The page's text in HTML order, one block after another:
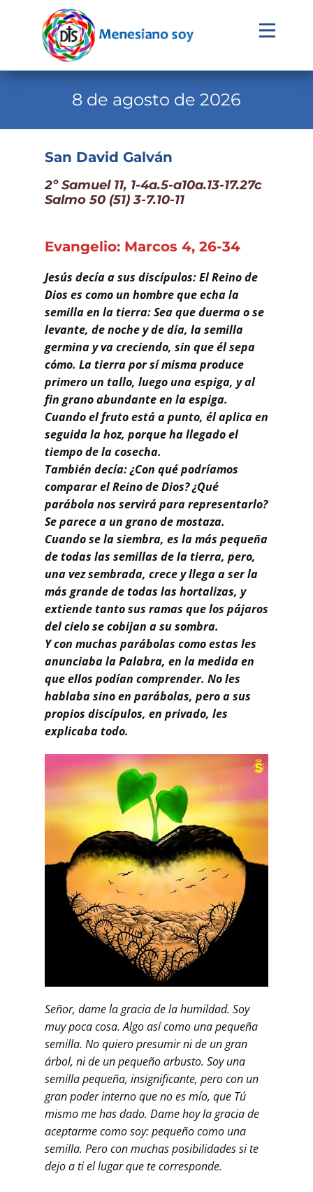
Evangelio
Familia Menesiana
Contacto
Buscar
8 de agosto de 2026
San David Galván
2º Samuel 11, 1-4a.5-a10a.13-17.27c
Salmo 50 (51) 3-7.10-11
Evangelio: Marcos 4, 26-34
Jesús decía a sus discípulos: El Reino de
Dios es como un hombre que echa la
semilla en la tierra: Sea que duerma o se
levante, de noche y de día, la semilla
germina y va creciendo, sin que él sepa
cómo. La tierra por sí misma produce
primero un tallo, luego una espiga, y al
fin grano abundante en la espiga.
Cuando el fruto está a punto, él aplica en
seguida la hoz, porque ha llegado el
tiempo de la cosecha.
También decía: ¿Con qué podríamos
comparar el Reino de Dios? ¿Qué
parábola nos servirá para representarlo?
Se parece a un grano de mostaza.
Cuando se la siembra, es la más pequeña
de todas las semillas de la tierra, pero,
una vez sembrada, crece y llega a ser la
más grande de todas las hortalizas, y
extiende tanto sus ramas que los pájaros
del cielo se cobijan a su sombra.
Y con muchas parábolas como estas les
anunciaba la Palabra, en la medida en
que ellos podían comprender. No les
hablaba sino en parábolas, pero a sus
propios discípulos, en privado, les
explicaba todo.
Señor, dame la gracia de la humildad. Soy
muy poca cosa. Algo así como una pequeña
semilla. No quiero presumir ni de un gran
árbol, ni de un pequeño arbusto. Soy una
semilla pequeña, insignificante, pero con un
gran poder interno que no es mío, que Tú
mismo me has dado. Dame hoy la gracia de
aceptarme como soy: pequeño como una
semilla. Pero con muchas posibilidades si te
dejo a ti el lugar que te corresponde.